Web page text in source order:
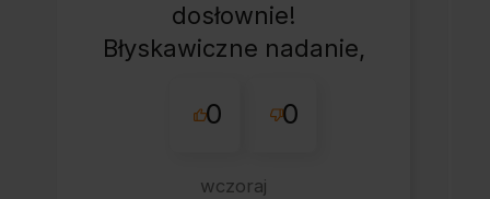
dosłownie!
Błyskawiczne nadanie,
starannie
dodatkiem:-) Jakim?
0 0
wczoraj